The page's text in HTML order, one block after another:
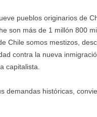
pueblos originarios de
son más de 1 millón 800
Chile somos mestizos,
contra la nueva
capitalista.
demandas históricas,